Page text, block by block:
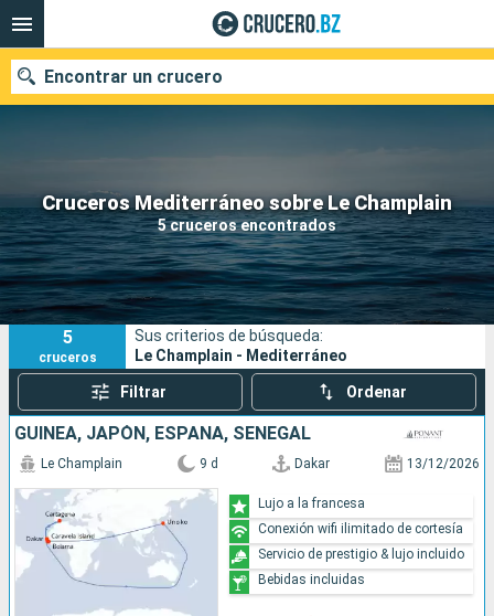
Cruceros Mediterráneo sobre Le Champlain
5 cruceros encontrados
Encontrar un crucero
Nuestros destinos
Fecha de salida
Puertos Compañías
Buscar
5
cruceros
Sus criterios de búsqueda:
Le Champlain - Mediterráneo
Filtrar Ordenar
GUINEA, JAPÓN, ESPAÑA, SENEGAL
Le Champlain 9 d Dakar 13/12/2026
Lujo a la francesa
Conexión wifi ilimitado de cortesía
Servicio de prestigio & lujo incluido
Bebidas incluidas